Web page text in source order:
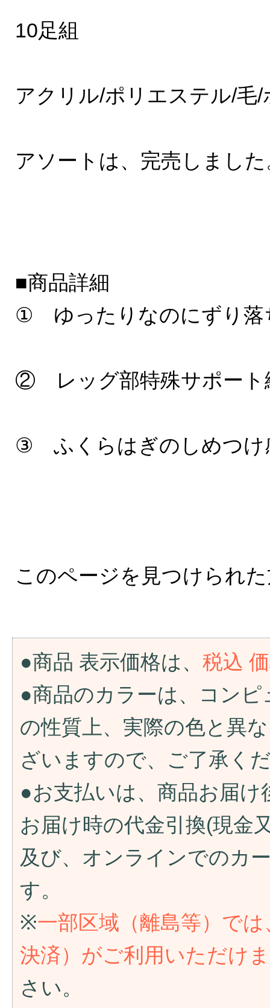
10足組
アクリル/ポリエステル/毛
アソートは、完売しまし
■商品詳細
① ゆったりなのにずり落
② レッグ部特殊サポート
③ ふくらはぎのしめつけ
このページを見つけられ
●商品 表示価格は、 税込
●商品のカラーは、コン
の性質上、実際の色と異
ざいますので、ご了承く
●お支払いは、商品お届け
お届け時の代金引換(現金
及び、オンラインでのカ
す。
※一部区域（離島等）で
決済）がご利用いただけ
さい。